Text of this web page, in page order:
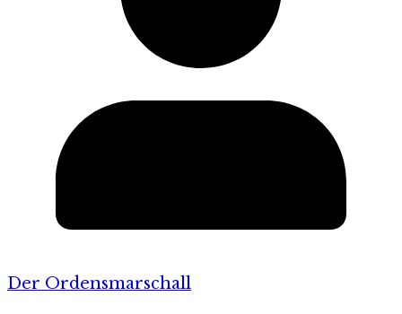
Der Ordensmarschall